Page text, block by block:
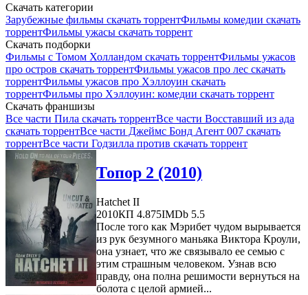
Скачать категории
Зарубежные фильмы скачать торрентФильмы комедии скачать
торрентФильмы ужасы скачать торрент
Скачать подборки
Фильмы с Томом Холландом скачать торрентФильмы ужасов
про остров скачать торрентФильмы ужасов про лес скачать
торрентФильмы ужасов про Хэллоуин скачать
торрентФильмы про Хэллоуин: комедии скачать торрент
Скачать франшизы
Все части Пила скачать торрентВсе части Восставший из ада
скачать торрентВсе части Джеймс Бонд Агент 007 скачать
торрентВсе части Годзилла против скачать торрент
Топор 2 (2010)
Hatchet II
2010КП 4.875IMDb 5.5
После того как Мэрибет чудом вырывается
из рук безумного маньяка Виктора Кроули,
она узнает, что же связывало ее семью с
этим страшным человеком. Узнав всю
правду, она полна решимости вернуться на
болота с целой армией...